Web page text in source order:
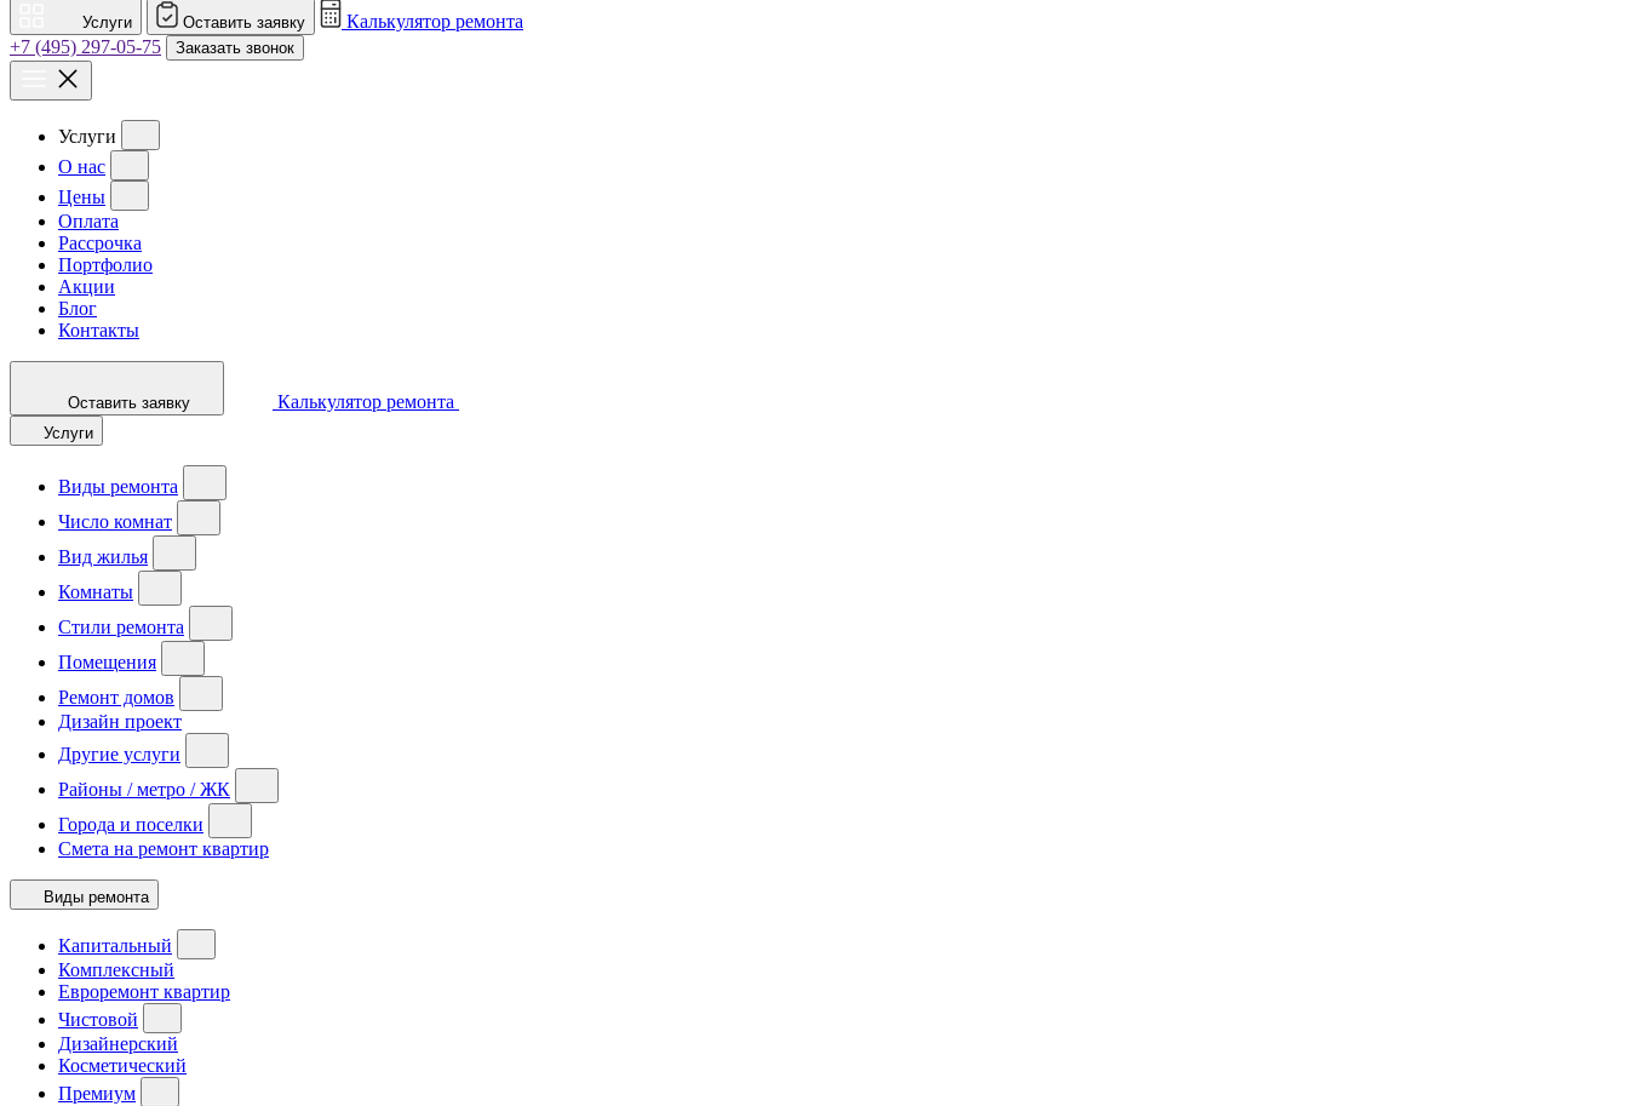
Услуги Оставить заявку
Калькулятор ремонта
+7 (495) 297-05-75
Заказать звонок
Услуги
О нас
Цены
Оплата
Рассрочка
Портфолио
Акции
Блог
Контакты
Оставить заявку Калькулятор ремонта
Услуги
Виды ремонта
Число комнат
Вид жилья
Комнаты
Стили ремонта
Помещения
Ремонт домов
Дизайн проект
Другие услуги
Районы / метро / ЖК
Города и поселки
Смета на ремонт квартир
Виды ремонта
Капитальный
Комплексный
Евроремонт квартир
Чистовой
Дизайнерский
Косметический
Премиум